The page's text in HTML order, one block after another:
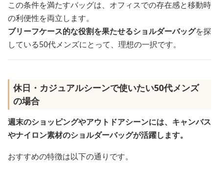
この条件を満たすバッグは、オフィスでの存在感と移動時
の利便性を両立します。
ブリーフケース的な役割を果たせるショルダーバッグを探
している50代メンズにとって、理想の一択です。
休日・カジュアルシーンで使いたい50代メンズ
の場合
週末のショッピングやアウトドアシーンには、キャンバス
やナイロン素材のショルダーバッグが活躍します。
おすすめの特徴は以下の通りです。